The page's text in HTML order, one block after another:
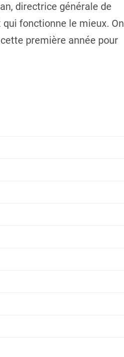
directrice générale de
fonctionne le mieux. On
première année pour